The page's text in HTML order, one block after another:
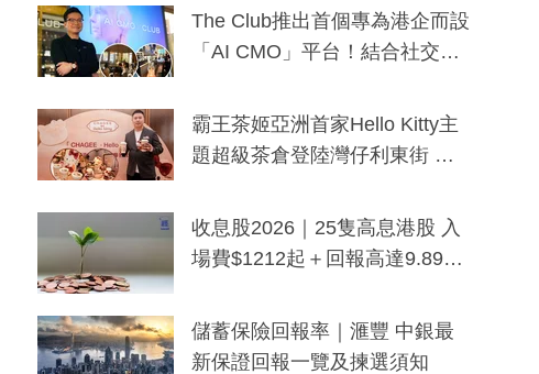
The Club推出首個專為港企而設
「AI CMO」平台！結合社交聆
分鐘生成「貼地」宣傳短片
霸王茶姬亞洲首家Hello Kitty主
題超級茶倉登陸灣仔利東街 推
y及香港限定特調系列
收息股2026｜25隻高息港股 入
場費$1212起＋回報高達9.89
儲蓄保險回報率｜滙豐 中銀最
新保證回報一覽及揀選須知